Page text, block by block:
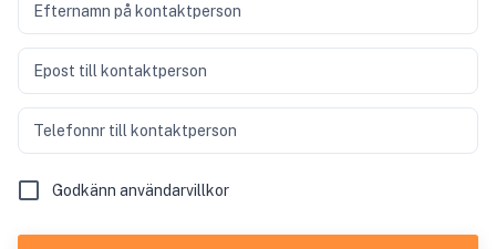
Efternamn på kontaktperson
Epost till kontaktperson
Telefonnr till kontaktperson
Godkänn användarvillkor